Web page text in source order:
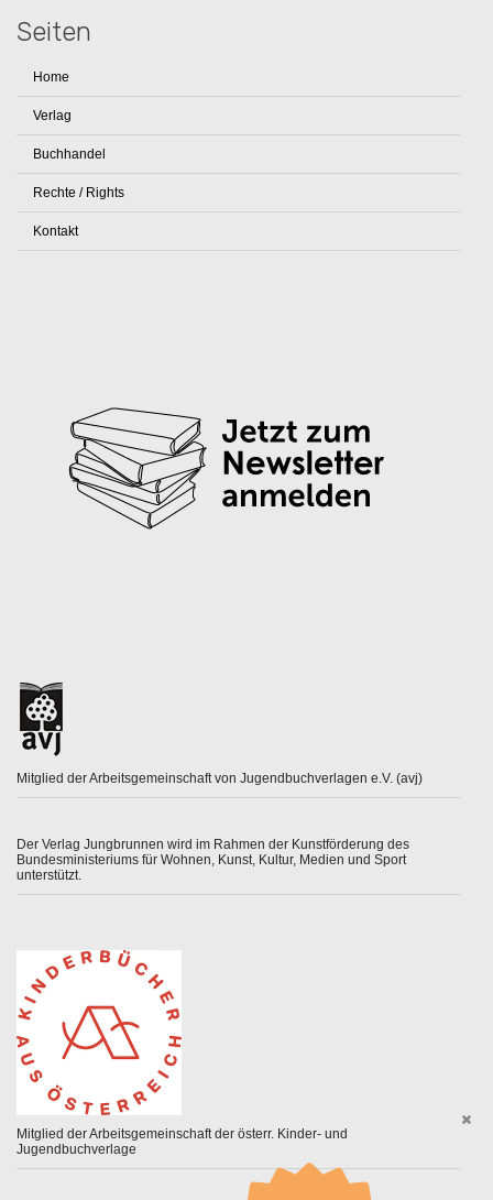
Seiten
Home
Verlag
Buchhandel
Rechte / Rights
Kontakt
Mitglied der Arbeitsgemeinschaft von Jugendbuchverlagen e.V. (avj)
Der Verlag Jungbrunnen wird im Rahmen der Kunstförderung des
Bundesministeriums für Wohnen, Kunst, Kultur, Medien und Sport
unterstützt.
Mitglied der Arbeitsgemeinschaft der österr. Kinder- und
Jugendbuchverlage